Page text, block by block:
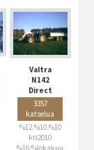
Valtra
N142
Direct
3357
katselua
%12.%10.%10
kti2010